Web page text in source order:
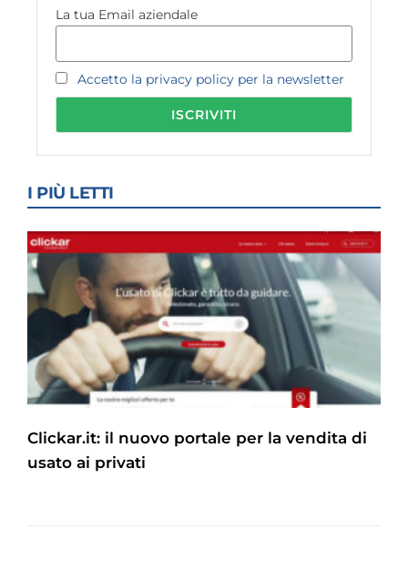
La tua Email aziendale
Accetto la privacy policy per la newsletter
I PIÙ LETTI
Clickar.it: il nuovo portale per la vendita di
usato ai privati